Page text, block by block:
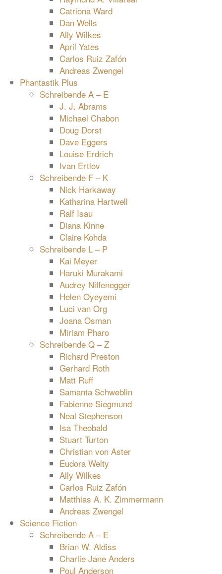
Catriona Ward
Dan Wells
Ally Wilkes
April Yates
Carlos Ruiz Zafón
Andreas Zwengel
Phantastik Plus
Schreibende A – E
J. J. Abrams
Michael Chabon
Doug Dorst
Dave Eggers
Louise Erdrich
Ivan Ertlov
Schreibende F – K
Nick Harkaway
Katharina Hartwell
Ralf Isau
Diana Kinne
Claire Kohda
Schreibende L – P
Kai Meyer
Haruki Murakami
Audrey Niffenegger
Helen Oyeyemi
Luci van Org
Joana Osman
Miriam Pharo
Schreibende Q – Z
Richard Preston
Gerhard Roth
Matt Ruff
Samanta Schweblin
Fabienne Siegmund
Neal Stephenson
Isa Theobald
Stuart Turton
Christian von Aster
Eudora Welty
Ally Wilkes
Carlos Ruiz Zafón
Matthias A. K. Zimmermann
Andreas Zwengel
Science Fiction
Schreibende A – E
Brian W. Aldiss
Charlie Jane Anders
Poul Anderson